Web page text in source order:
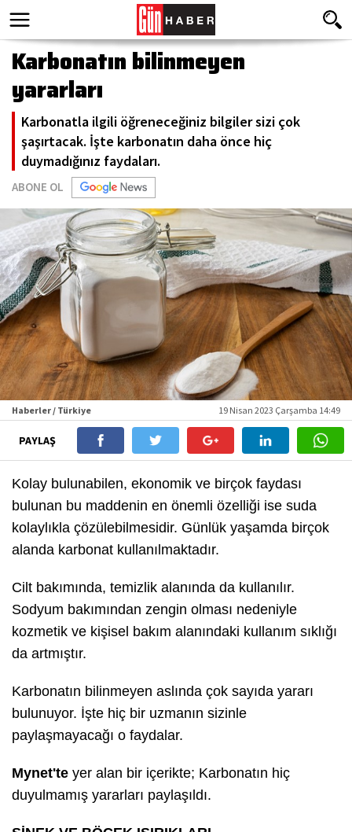
Karbonatın bilinmeyen
yararları
Karbonatla ilgili öğreneceğiniz bilgiler sizi çok
şaşırtacak. İşte karbonatın daha önce hiç
duymadığınız faydaları.
ABONE OL
Haberler / Türkiye 19 Nisan 2023 Çarşamba 14:49
PAYLAŞ
Kolay bulunabilen, ekonomik ve birçok faydası
bulunan bu maddenin en önemli özelliği ise suda
kolaylıkla çözülebilmesidir. Günlük yaşamda birçok
alanda karbonat kullanılmaktadır.
Cilt bakımında, temizlik alanında da kullanılır.
Sodyum bakımından zengin olması nedeniyle
kozmetik ve kişisel bakım alanındaki kullanım sıklığı
da artmıştır.
Karbonatın bilinmeyen aslında çok sayıda yararı
bulunuyor. İşte hiç bir uzmanın sizinle
paylaşmayacağı o faydalar.
Mynet'te yer alan bir içerikte; Karbonatın hiç
duyulmamış yararları paylaşıldı.